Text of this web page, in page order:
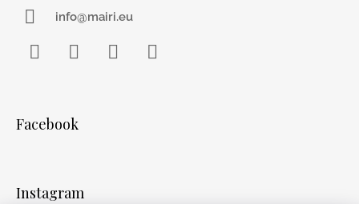
info@mairi.eu
Facebook
Instagram